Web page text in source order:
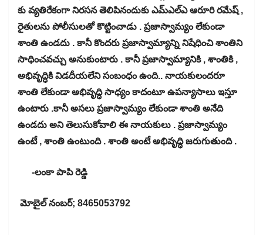
కు వ్యతిరేకంగా నిరసన తెలిపినందుకు ఎమ్ఎల్ఎ ఆరూరి రమేష్ ,
రైతులను పోలీసులతో కొట్టించాడు . ప్రజాస్వామ్యం లేకుండా
శాంతి ఉండదు . కానీ కొందరు ప్రజాస్వామ్యాన్ని నిషేధించి శాంతిని
సాధించవచ్చు అనుకుంటారు . కానీ ప్రజాస్వామ్యానికి , శాంతికి ,
అభివృద్ధికి విడదీయలేని సంబంధం ఉంది.. నాయకులందరూ
శాంతి లేకుండా అభివృద్ధి సాధ్యం కాదంటూ ఉపన్యాసాలు ఇస్తూ
ఉంటారు .కానీ అసలు ప్రజాస్వామ్యం లేకుండా శాంతి అనేది
ఉండదు అని తెలుసుకోవాలి ఈ నాయకులు . ప్రజాస్వామ్యం
ఉంటే , శాంతి ఉంటుంది . శాంతి అంటే అభివృద్ధి జరుగుతుంది .
-లంకా పాపి రెడ్డి
మోబైల్ నంబర్; 8465053792